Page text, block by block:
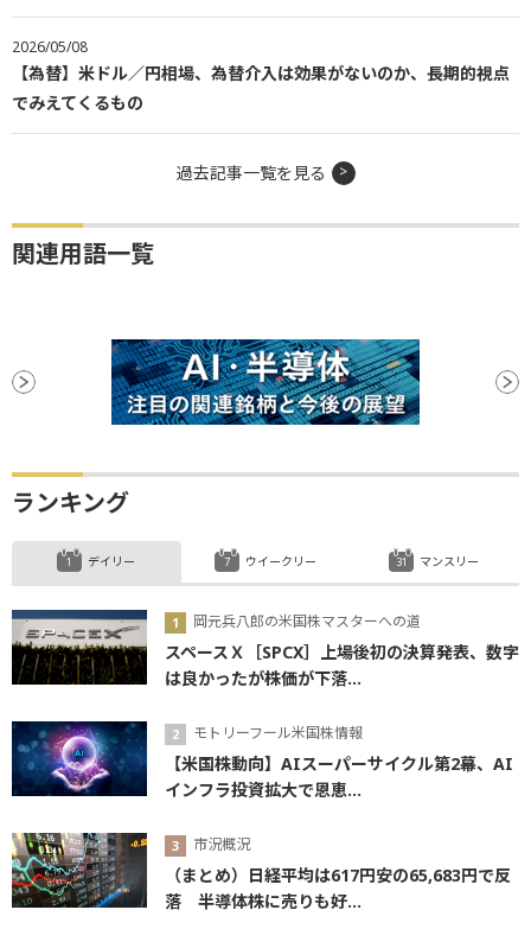
2026/05/08
【為替】米ドル／円相場、為替介入は効果がないのか、長期的視点
でみえてくるもの
過去記事一覧を見る
関連用語一覧
ランキング
デイリー
岡元兵八郎の米国株マスターへの道
スペースＸ［SPCX］上場後初の決算発表、数字
は良かったが株価が下落...
モトリーフール米国株情報
【米国株動向】AIスーパーサイクル第2幕、AI
インフラ投資拡大で恩恵...
市況概況
（まとめ）日経平均は617円安の65,683円で反
落 半導体株に売りも好...
ウイークリー マンスリー